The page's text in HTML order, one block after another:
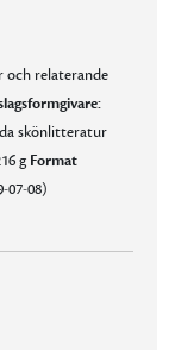
och relaterande
skönlitteratur
g Format
07-08)